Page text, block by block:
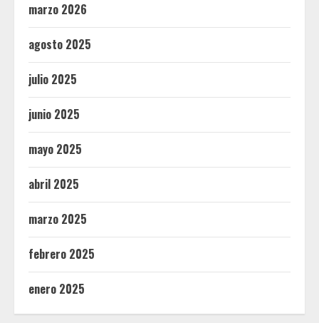
marzo 2026
agosto 2025
julio 2025
junio 2025
mayo 2025
abril 2025
marzo 2025
febrero 2025
enero 2025